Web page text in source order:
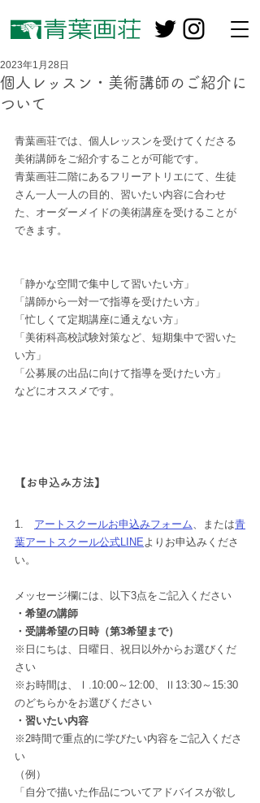
個人レッスン・美術講師のご紹介に
ついて
2023年1月28日
青葉画荘では、個人レッスンを受けてくださる
美術講師をご紹介することが可能です。
青葉画荘二階にあるフリーアトリエにて、生徒
さん一人一人の目的、習いたい内容に合わせ
た、オーダーメイドの美術講座を受けることが
できます。
「静かな空間で集中して習いたい方」
「講師から一対一で指導を受けたい方」
「忙しくて定期講座に通えない方」
「美術科高校試験対策など、短期集中で習いた
い方」
「公募展の出品に向けて指導を受けたい方」
などにオススメです。
【お申込み方法】
1. アートスクールお申込みフォーム、または青
葉アートスクール公式LINEよりお申込みくださ
い。
メッセージ欄には、以下3点をご記入ください
・希望の講師
・受講希望の日時（第3希望まで）
※日にちは、日曜日、祝日以外からお選びくだ
さい
※お時間は、Ⅰ.10:00～12:00、Ⅱ13:30～15:30
のどちらかをお選びください
・習いたい内容
※2時間で重点的に学びたい内容をご記入くださ
い
（例）
「自分で描いた作品についてアドバイスが欲し